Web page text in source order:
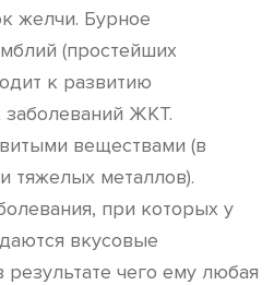
желчи. Бурное
(простейших
к развитию
заболеваний ЖКТ.
веществами (в
тяжелых металлов).
при которых у
вкусовые
чего ему любая